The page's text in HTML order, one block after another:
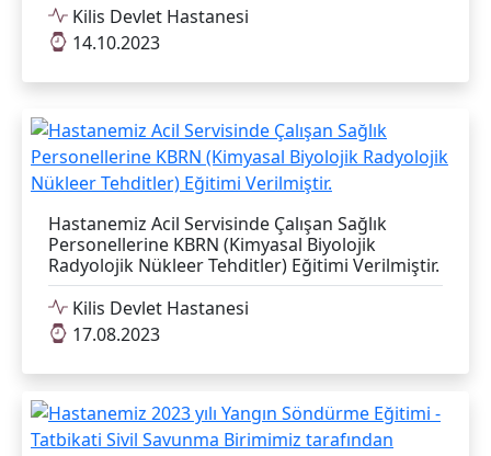
Kilis Devlet Hastanesi
14.10.2023
Hastanemiz Acil Servisinde Çalışan Sağlık
Personellerine KBRN (Kimyasal Biyolojik
Radyolojik Nükleer Tehditler) Eğitimi Verilmiştir.
Kilis Devlet Hastanesi
17.08.2023